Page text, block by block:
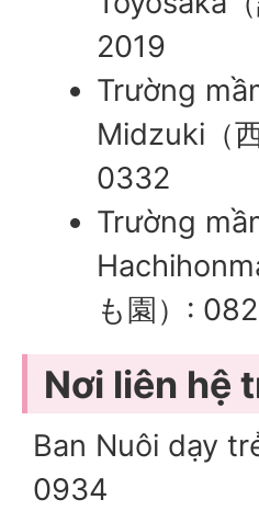
2019
Trường
Midzuki（
0332
Trường
も園）:
Nơi liên hệ
Ban Nuôi dạy
0934